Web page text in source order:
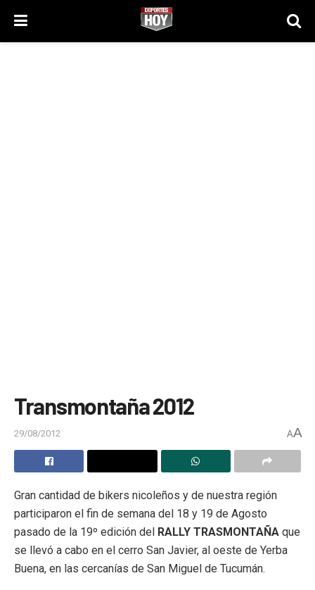
Transmontaña 2012
29/08/2012 AA
Gran cantidad de bikers nicoleños y de nuestra región
participaron el fin de semana del 18 y 19 de Agosto
pasado de la 19º edición del RALLY TRASMONTAÑA que
se llevó a cabo en el cerro San Javier, al oeste de Yerba
Buena, en las cercanías de San Miguel de Tucumán.